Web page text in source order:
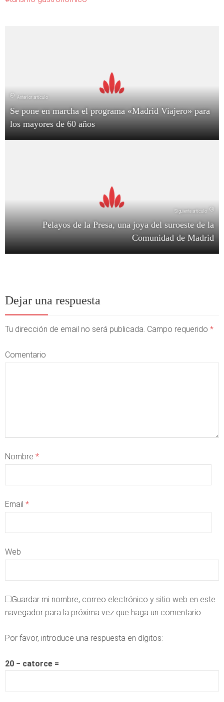
Anterior artículo
Se pone en marcha el programa «Madrid Viajero» para
los mayores de 60 años
Siguiente artículo
Pelayos de la Presa, una joya del suroeste de la
Comunidad de Madrid
Dejar una respuesta
Tu dirección de email no será publicada. Campo requerido *
Comentario
Nombre *
Email *
Web
Guardar mi nombre, correo electrónico y sitio web en este
navegador para la próxima vez que haga un comentario.
Por favor, introduce una respuesta en dígitos:
20 − catorce =